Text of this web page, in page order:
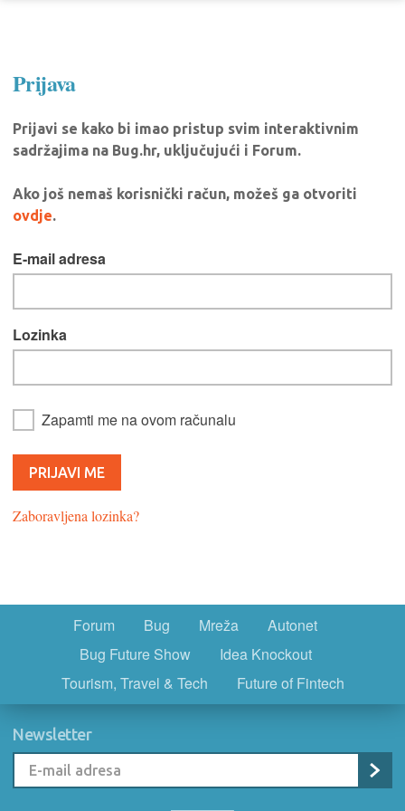
Prijava
Prijavi se kako bi imao pristup svim interaktivnim
sadržajima na Bug.hr, uključujući i Forum.
Ako još nemaš korisnički račun, možeš ga otvoriti
ovdje.
E-mail adresa
Lozinka
Zapamti me na ovom računalu
Zaboravljena lozinka?
Forum Bug Mreža
Autonet
Bug Future Show
Idea Knockout
Tourism, Travel & Tech
Future of Fintech
Newsletter